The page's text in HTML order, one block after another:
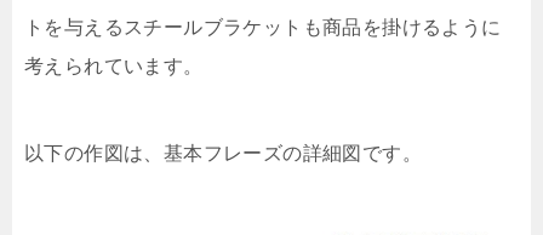
トを与えるスチールブラケットも商品を掛けるように
考えられています。
以下の作図は、基本フレーズの詳細図です。